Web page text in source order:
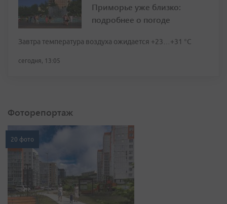
Приморье уже близко:
подробнее о погоде
Завтра температура воздуха ожидается +23…+31 °C
сегодня, 13:05
Фоторепортаж
20 фото